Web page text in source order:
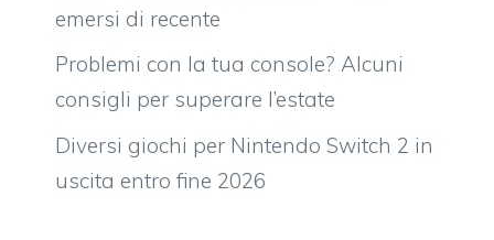
emersi di recente
Problemi con la tua console? Alcuni
consigli per superare l’estate
Diversi giochi per Nintendo Switch 2 in
uscita entro fine 2026